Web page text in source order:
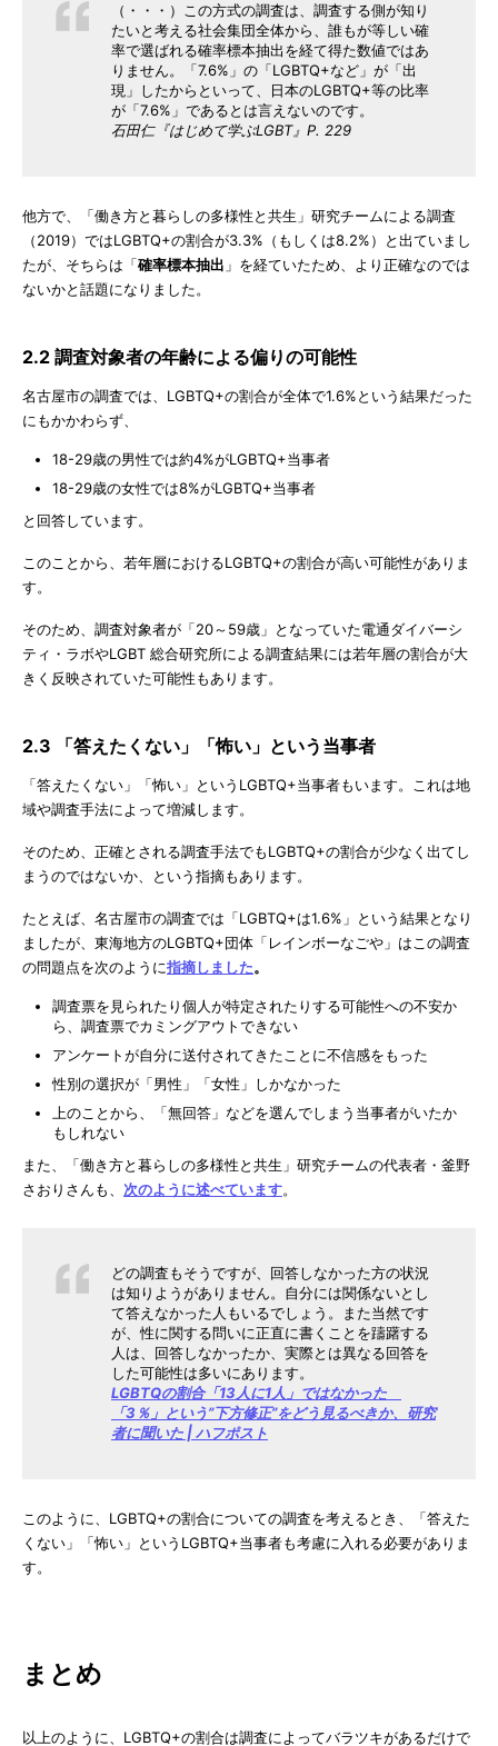
（・・・）この方式の調査は、調査する側が知り
たいと考える社会集団全体から、誰もが等しい確
率で選ばれる確率標本抽出を経て得た数値ではあ
りません。「7.6%」の「LGBTQ+など」が「出
現」したからといって、日本のLGBTQ+等の比率
が「7.6%」であるとは言えないのです。
石田仁『はじめて学ぶLGBT』P. 229
他方で、「働き方と暮らしの多様性と共生」研究チームによる調査
（2019）ではLGBTQ+の割合が3.3%（もしくは8.2%）と出ていまし
たが、そちらは「確率標本抽出 」を経ていたため、より正確なのでは
ないかと話題になりました。
2.2 調査対象者の年齢による偏りの可能性
名古屋市の調査では、LGBTQ+の割合が全体で1.6%という結果だった
にもかかわらず、
18-29歳の男性では約4%がLGBTQ+当事者
18-29歳の女性では8%がLGBTQ+当事者
と回答しています。
このことから、若年層におけるLGBTQ+の割合が高い可能性がありま
す。
そのため、調査対象者が「20～59歳」となっていた電通ダイバーシ
ティ・ラボやLGBT 総合研究所による調査結果には若年層の割合が大
きく反映されていた可能性もあります。
2.3 「答えたくない」「怖い」という当事者
「答えたくない」「怖い」というLGBTQ+当事者もいます。これは地
域や調査手法によって増減します。
そのため、正確とされる調査手法でもLGBTQ+の割合が少なく出てし
まうのではないか、という指摘もあります。
たとえば、名古屋市の調査では「LGBTQ+は1.6%」という結果となり
ましたが、東海地方のLGBTQ+団体「レインボーなごや」はこの調査
の問題点を次のように指摘しました。
調査票を見られたり個人が特定されたりする可能性への不安か
ら、調査票でカミングアウトできない
アンケートが自分に送付されてきたことに不信感をもった
性別の選択が「男性」「女性」しかなかった
上のことから、「無回答」などを選んでしまう当事者がいたか
もしれない
また、「働き方と暮らしの多様性と共生」研究チームの代表者・釜野
さおりさんも、 次のように述べています。
どの調査もそうですが、回答しなかった方の状況
は知りようがありません。自分には関係ないとし
て答えなかった人もいるでしょう。また当然です
が、性に関する問いに正直に書くことを躊躇する
人は、回答しなかったか、実際とは異なる回答を
した可能性は多いにあります。
LGBTQの割合「13人に1人」ではなかった
「3％」という”下方修正”をどう見るべきか、研究
者に聞いた | ハフポスト
このように、LGBTQ+の割合についての調査を考えるとき、「答えた
くない」「怖い」というLGBTQ+当事者も考慮に入れる必要がありま
す。
まとめ
以上のように、LGBTQ+の割合は調査によってバラツキがあるだけで